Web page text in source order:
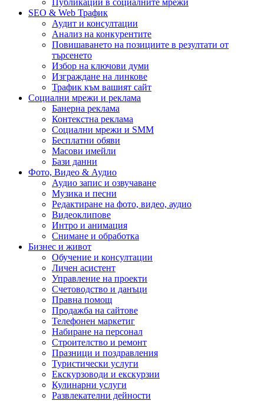
SEO & Web Трафик
Аудит и консултации
Анализ на конкурентите
Повишаването на позициите в резултати от
търсенето
Избор на ключови думи
Изграждане на линкове
Трафик към вашият сайт
Социални мрежи и реклама
Банерна реклама
Контекстна реклама
Социални мрежи и SMM
Бесплатни обяви
Масови имейли
Бази данни
Фото, Видео & Аудио
Аудио запис и озвучаване
Музика и песни
Редактиране на фото, видео, аудио
Видеоклипове
Интро и анимация
Снимане и обработка
Бизнес и живот
Обучение и консултации
Личен асистент
Управление на проекти
Счетоводство и данъци
Правна помощ
Продажба на сайтове
Телефонен маркетиг
Набиране на персонал
Строителство и ремонт
Празници и поздравления
Туристически услуги
Екскурзоводи и екскурзии
Кулинарни услуги
Развлекателни дейности